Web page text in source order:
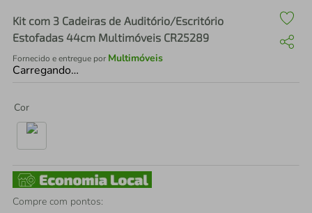
Kit com 3 Cadeiras de Auditório/Escritório
Estofadas 44cm Multimóveis CR25289
Fornecido e entregue por Multimóveis
Carregando…
Cor
Compre com pontos: